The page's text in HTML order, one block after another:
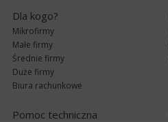
Dla kogo?
Mikrofirmy
Małe firmy
Średnie firmy
Duże firmy
Biura rachunkowe
Pomoc techniczna